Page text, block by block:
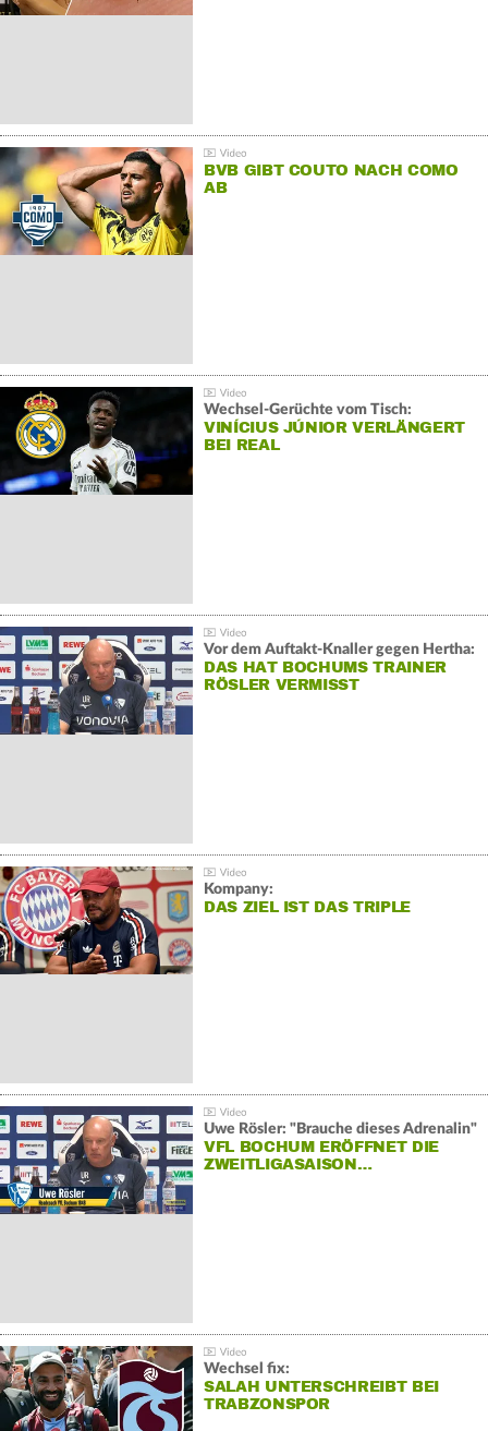
BVB GIBT COUTO NACH COMO
AB
Wechsel-Gerüchte vom Tisch:
VINÍCIUS JÚNIOR VERLÄNGERT
BEI REAL
Vor dem Auftakt-Knaller gegen Hertha:
DAS HAT BOCHUMS TRAINER
RÖSLER VERMISST
Kompany:
DAS ZIEL IST DAS TRIPLE
Uwe Rösler: "Brauche dieses Adrenalin"
VFL BOCHUM ERÖFFNET DIE
ZWEITLIGASAISON…
Wechsel fix:
SALAH UNTERSCHREIBT BEI
TRABZONSPOR